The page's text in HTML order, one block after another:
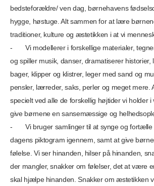
bedsteforældre/ ven dag, børnehavens
hygge, høstuge. Alt sammen for at lære
traditioner, kulture og æstetikken i at vi
- Vi modellerer i forskellige materialer,
og spiller musik, danser, dramatiserer historier,
bager, klipper og klistrer, leger med sand og
pensler, lærreder, saks, perler og meget mere.
specielt ved alle de forskellig højtider vi holder
give børnene en sansemæssige og
- Vi bruger samlinger til at synge og fortælle
dagens piktogram igennem, samt at give
følelse. Vi ser hinanden, hilser på hinanden,
der mangler, snakker om følelser, det at være
skal hjælpe hinanden. Snakker om æstetikken